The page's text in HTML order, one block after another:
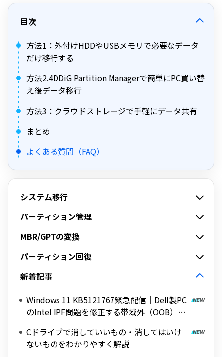
目次
方法1：外付けHDDやUSBメモリで必要なデータ
だけ移行する
方法2.4DDiG Partition Managerで簡単にPC買い替
え後データ移行
方法3：クラウドストレージで手軽にデータ共有
まとめ
よくある質問（FAQ）
システム移行
パーティション管理
MBR/GPTの変換
パーティション回復
新着記事
Windows 11 KB5121767緊急配信｜Dell製PC
のIntel IPF問題を修正する帯域外（OOB）ア
Cドライブで消していいもの・消してはいけ
ないものをわかりやすく解説